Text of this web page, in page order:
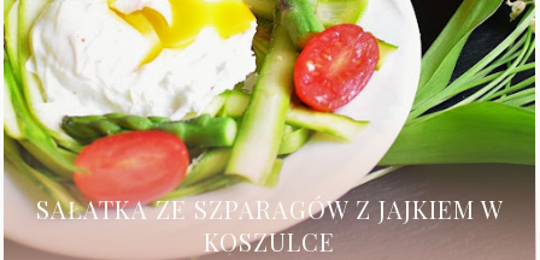
SAŁATKA ZE SZPARAGÓW Z JAJKIEM W
KOSZULCE